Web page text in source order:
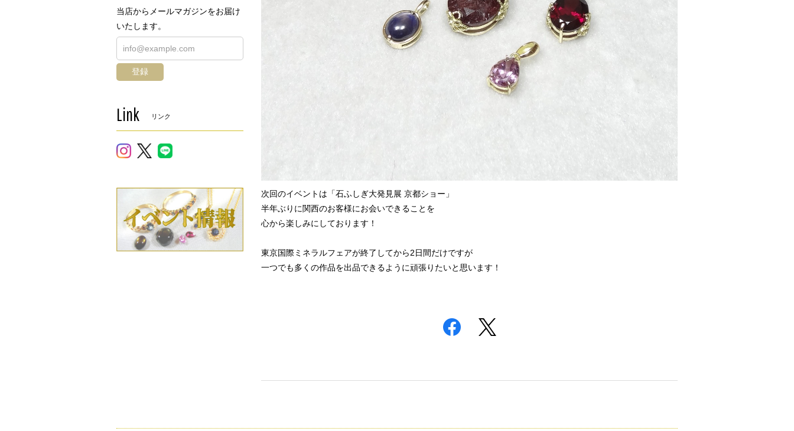
次回のイベントは「石ふしぎ大発見展 京都ショー」
半年ぶりに関西のお客様にお会いできることを
心から楽しみにしております！
東京国際ミネラルフェアが終了してから2日間だけですが
一つでも多くの作品を出品できるように頑張りたいと思います！
当店からメールマガジンをお届け
いたします。
登録
Link リンク